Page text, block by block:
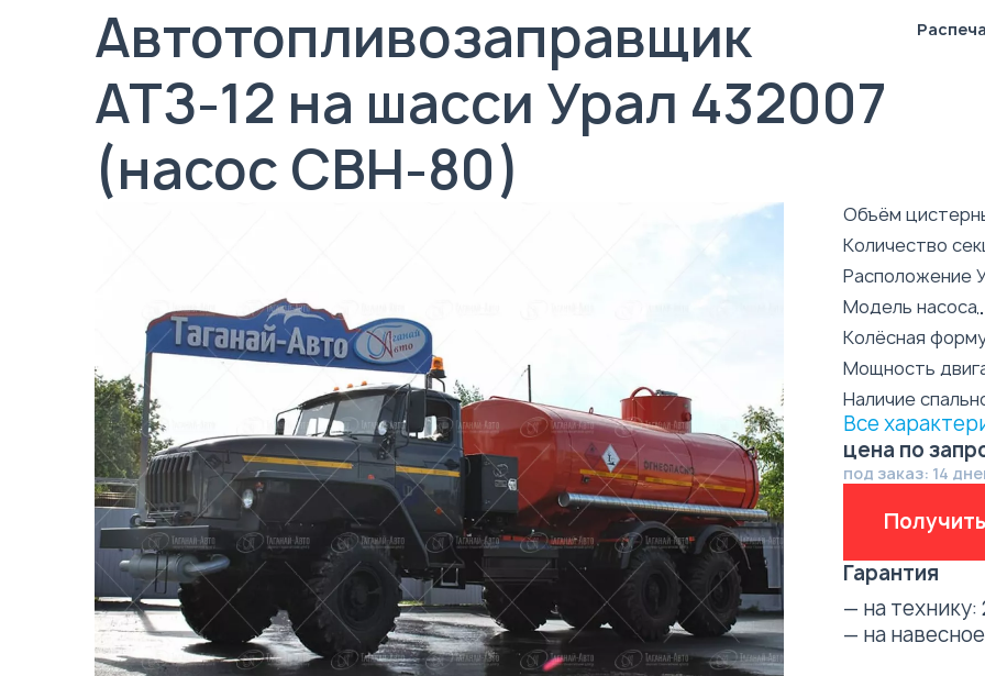
Автотопливозаправщик
АТЗ-12 на шасси Урал 432007
(насос СВН-80)
Объём
Количество
Расположение
Модель насоса
Колёсная
Мощность
Наличие
Все
цена по
под заказ: 14
Гарантия
— на технику:
— на